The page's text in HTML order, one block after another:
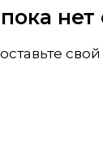
пока